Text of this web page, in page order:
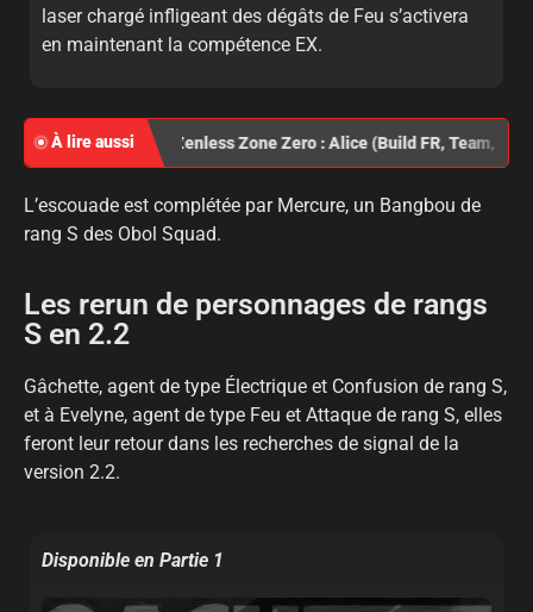
laser chargé infligeant des dégâts de Feu s’activera
en maintenant la compétence EX.
À lire aussi Zenless Zone Zero : Alice (Build FR, Team,
L’escouade est complétée par Mercure, un Bangbou de
rang S des Obol Squad.
Les rerun de personnages de rangs
S en 2.2
Gâchette, agent de type Électrique et Confusion de rang S,
et à Evelyne, agent de type Feu et Attaque de rang S, elles
feront leur retour dans les recherches de signal de la
version 2.2.
Disponible en Partie 1